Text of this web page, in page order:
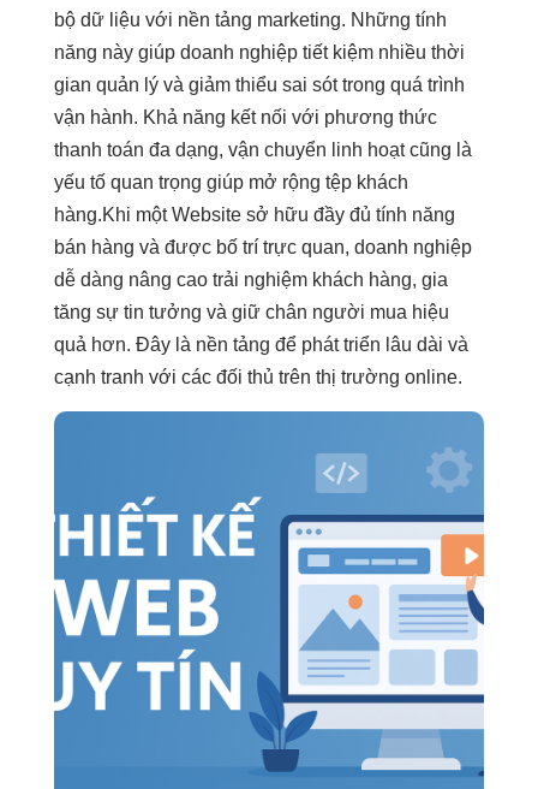
bộ dữ liệu với nền tảng marketing. Những tính
năng này giúp doanh nghiệp tiết kiệm nhiều thời
gian quản lý và giảm thiểu sai sót trong quá trình
vận hành. Khả năng kết nối với phương thức
thanh toán đa dạng, vận chuyển linh hoạt cũng là
yếu tố quan trọng giúp mở rộng tệp khách
hàng.Khi một Website sở hữu đầy đủ tính năng
bán hàng và được bố trí trực quan, doanh nghiệp
dễ dàng nâng cao trải nghiệm khách hàng, gia
tăng sự tin tưởng và giữ chân người mua hiệu
quả hơn. Đây là nền tảng để phát triển lâu dài và
cạnh tranh với các đối thủ trên thị trường online.